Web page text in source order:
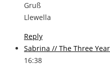
Gruß
Llewella
Reply
Sabrina // The Three
16:38